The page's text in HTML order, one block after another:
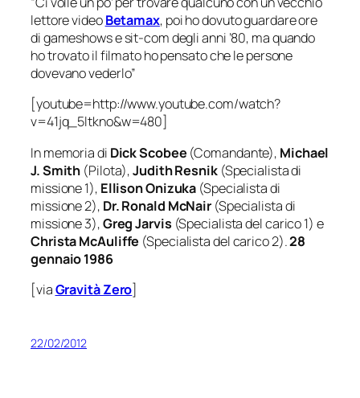
lettore videoBetamax, poi ho dovuto guardare ore
di gameshows e sit-com degli anni ’80, ma quando
ho trovato il filmato ho pensato che le persone
dovevano vederlo”
[youtube=http://www.youtube.com/watch?
v=41jq_5ltkno&w=480]
In memoria di Dick Scobee (Comandante), Michael
J. Smith (Pilota),Judith Resnik(Specialista di
missione 1), Ellison Onizuka (Specialista di
missione 2), Dr. Ronald McNair (Specialista di
missione 3),Greg Jarvis (Specialista del carico 1) e
Christa McAuliffe (Specialista del carico 2).28
gennaio 1986
[viaGravità Zero]
22/02/2012